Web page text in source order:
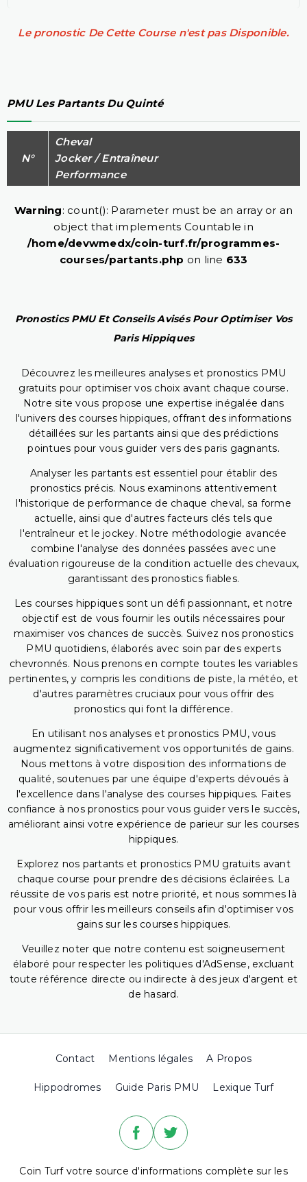
Le pronostic De Cette Course n'est pas Disponible.
PMU Les Partants Du Quinté
N°
Cheval
Jocker / Entraîneur
Performance
Warning: count(): Parameter must be an array or an
object that implements Countable in
/home/devwmedx/coin-turf.fr/programmes-
courses/partants.php on line 633
Pronostics PMU Et Conseils Avisés Pour Optimiser Vos
Paris Hippiques
Découvrez les meilleures analyses et pronostics PMU
gratuits pour optimiser vos choix avant chaque course.
Notre site vous propose une expertise inégalée dans
l'univers des courses hippiques, offrant des informations
détaillées sur les partants ainsi que des prédictions
pointues pour vous guider vers des paris gagnants.
Analyser les partants est essentiel pour établir des
pronostics précis. Nous examinons attentivement
l'historique de performance de chaque cheval, sa forme
actuelle, ainsi que d'autres facteurs clés tels que
l'entraîneur et le jockey. Notre méthodologie avancée
combine l'analyse des données passées avec une
évaluation rigoureuse de la condition actuelle des chevaux,
garantissant des pronostics fiables.
Les courses hippiques sont un défi passionnant, et notre
objectif est de vous fournir les outils nécessaires pour
maximiser vos chances de succès. Suivez nos pronostics
PMU quotidiens, élaborés avec soin par des experts
chevronnés. Nous prenons en compte toutes les variables
pertinentes, y compris les conditions de piste, la météo, et
d'autres paramètres cruciaux pour vous offrir des
pronostics qui font la différence.
En utilisant nos analyses et pronostics PMU, vous
augmentez significativement vos opportunités de gains.
Nous mettons à votre disposition des informations de
qualité, soutenues par une équipe d'experts dévoués à
l'excellence dans l'analyse des courses hippiques. Faites
confiance à nos pronostics pour vous guider vers le succès,
améliorant ainsi votre expérience de parieur sur les courses
hippiques.
Explorez nos partants et pronostics PMU gratuits avant
chaque course pour prendre des décisions éclairées. La
réussite de vos paris est notre priorité, et nous sommes là
pour vous offrir les meilleurs conseils afin d'optimiser vos
gains sur les courses hippiques.
Veuillez noter que notre contenu est soigneusement
élaboré pour respecter les politiques d'AdSense, excluant
toute référence directe ou indirecte à des jeux d'argent et
de hasard.
Contact Mentions légales A Propos
Hippodromes Guide Paris PMU Lexique Turf
Coin Turf votre source d'informations complète sur les